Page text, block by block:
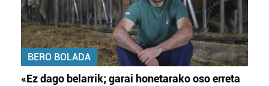
BERO BOLADA
«Ez dago belarrik; garai honetarako oso erreta